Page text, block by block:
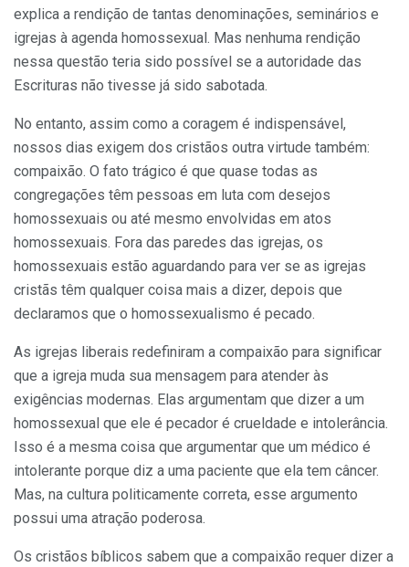
explica a rendição de tantas denominações, seminários e
igrejas à agenda homossexual. Mas nenhuma rendição
nessa questão teria sido possível se a autoridade das
Escrituras não tivesse já sido sabotada.
No entanto, assim como a coragem é indispensável,
nossos dias exigem dos cristãos outra virtude também:
compaixão. O fato trágico é que quase todas as
congregações têm pessoas em luta com desejos
homossexuais ou até mesmo envolvidas em atos
homossexuais. Fora das paredes das igrejas, os
homossexuais estão aguardando para ver se as igrejas
cristãs têm qualquer coisa mais a dizer, depois que
declaramos que o homossexualismo é pecado.
As igrejas liberais redefiniram a compaixão para significar
que a igreja muda sua mensagem para atender às
exigências modernas. Elas argumentam que dizer a um
homossexual que ele é pecador é crueldade e intolerância.
Isso é a mesma coisa que argumentar que um médico é
intolerante porque diz a uma paciente que ela tem câncer.
Mas, na cultura politicamente correta, esse argumento
possui uma atração poderosa.
Os cristãos bíblicos sabem que a compaixão requer dizer a